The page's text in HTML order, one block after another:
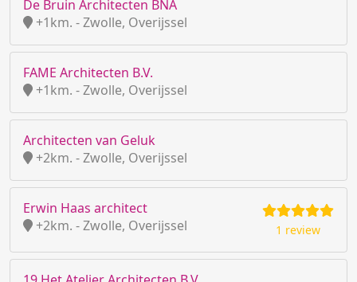
De Bruin Architecten BNA
+1km. - Zwolle, Overijssel
FAME Architecten B.V.
+1km. - Zwolle, Overijssel
Architecten van Geluk
+2km. - Zwolle, Overijssel
Erwin Haas architect
+2km. - Zwolle, Overijssel
1 review